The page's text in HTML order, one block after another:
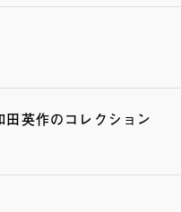
英作のコレクション